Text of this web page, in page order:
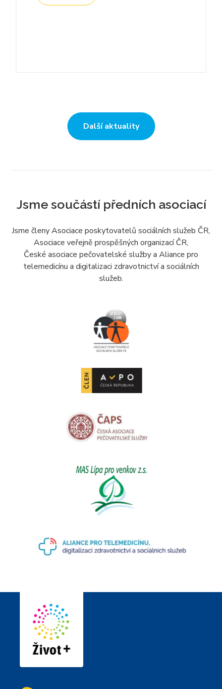
Další aktuality
Jsme součástí předních asociací
Jsme členy Asociace poskytovatelů sociálních služeb ČR,
Asociace veřejně prospěšných organizací ČR,
České asociace pečovatelské služby a Aliance pro
telemedicínu a digitalizaci zdravotnictví a sociálních
služeb.